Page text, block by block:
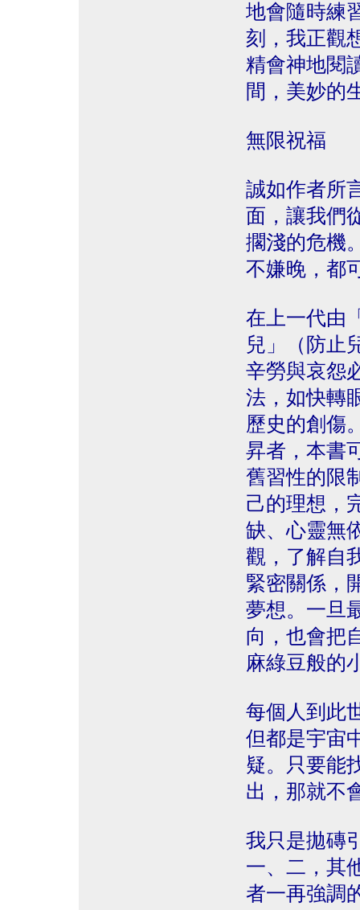
地會隨時練
刻，我正觀
精會神地閱
間，美妙的
無限祝福
誠如作者所
面，讓我們
擱淺的危機
不嫌晚，都
在上一代由
兒」（防止
辛勞與哀怨
法，如快轉
歷史的創傷
昇者，本書
舊習性的限
己的理想，
缺、心靈無
觀，了解自
緊密關係，
夢想。一旦
向，也會把
麻綠豆般的
每個人到此
但都是宇宙
疑。只要能
出，那就不
我只是拋磚
一、二，其
者一再強調